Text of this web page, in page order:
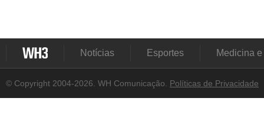
Notícias Esportes Medicina
© Copyright 2004-2026. WH Comunicação. Políticas de Privacidade